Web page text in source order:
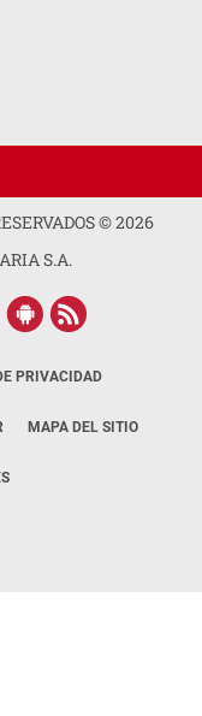
©2026
S.A.
PRIVACIDAD
MAPA DEL SITIO